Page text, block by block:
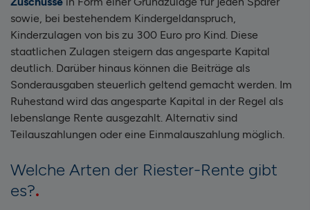
sowie, bei bestehendem Kindergeldanspruch,
Kinderzulagen von bis zu 300 Euro pro Kind. Diese
staatlichen Zulagen steigern das angesparte Kapital
deutlich. Darüber hinaus können die Beiträge als
Sonderausgaben steuerlich geltend gemacht werden. Im
Ruhestand wird das angesparte Kapital in der Regel als
lebenslange Rente ausgezahlt. Alternativ sind
Teilauszahlungen oder eine Einmalauszahlung möglich.
Welche Arten der Riester-Rente gibt
es?